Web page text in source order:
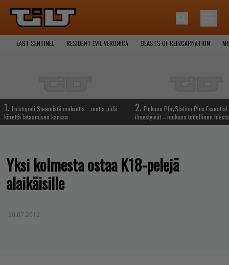
LAST SENTINEL RESIDENT EVIL VERONICA BEASTS OF REINCARNATION
1. Loistopeli Steamistä maksutta – mutta pidä
kiirettä lataamisen kanssa
2. Elokuun PlayStation Plus
ilmestyivät – mukana todellinen
Yksi kolmesta ostaa K18-pelejä
alaikäisille
30.07.2012